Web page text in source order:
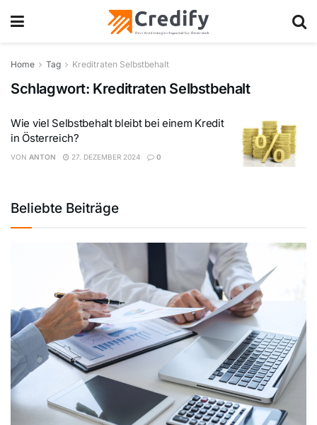
Home Tag Kreditraten Selbstbehalt
Schlagwort: Kreditraten Selbstbehalt
Wie viel Selbstbehalt bleibt bei einem Kredit
in Österreich?
VON ANTON 27. DEZEMBER 2024 0
Beliebte Beiträge